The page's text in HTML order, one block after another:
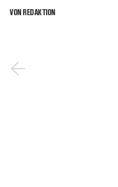
VON REDAKTION